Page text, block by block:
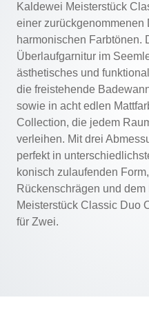
Kaldewei Meisterstück
einer zurückgenommenen
harmonischen Farbtönen.
Überlaufgarnitur im
ästhetisches und
die freistehende
sowie in acht edlen
Collection, die jedem
verleihen. Mit drei
perfekt in
konisch zulaufenden
Rückenschrägen und
Meisterstück Classic Duo
für Zwei.